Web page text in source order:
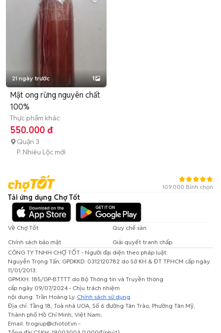
21 ngày trước 1
Mật ong rừng nguyên chất
100%
Thực phẩm khác
550.000 đ
Quận 3
P. Nhiêu Lộc mới
109.000 Bình chọn
Tải ứng dụng Chợ Tốt
Về Chợ Tốt
Quy chế sàn
Chính sách bảo mật
Giải quyết tranh chấp
CÔNG TY TNHH CHỢ TỐT - Người đại diện theo pháp luật:
Nguyễn Trọng Tấn; GPDKKD: 0312120782 do Sở KH & ĐT TP.HCM cấp ngày
11/01/2013;
GPMXH: 185/GP-BTTTT do Bộ Thông tin và Truyền thông
cấp ngày 09/07/2024 - Chịu trách nhiệm
nội dung: Trần Hoàng Ly. Chính sách sử dụng
Địa chỉ: Tầng 18, Toà nhà UOA, Số 6 đường Tân Trào, Phường Tân Mỹ,
Thành phố Hồ Chí Minh, Việt Nam;
Email: trogiup@chotot.vn -